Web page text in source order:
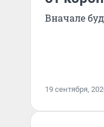
Вначале
19 сентября,